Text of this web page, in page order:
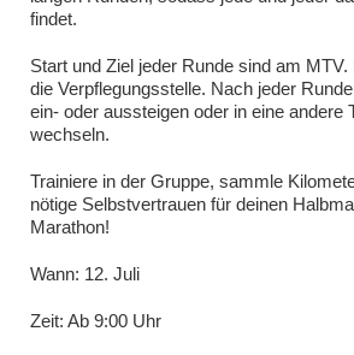
findet.
Start und Ziel jeder Runde sind am
die Verpflegungsstelle. Nach jeder
ein- oder aussteigen oder in eine andere
wechseln.
Trainiere in der Gruppe, sammle
nötige Selbstvertrauen für deinen
Marathon!
Wann: 12. Juli
Zeit: Ab 9:00 Uhr